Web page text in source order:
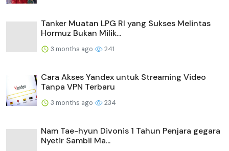
Tanker Muatan LPG RI yang Sukses Melintas
Hormuz Bukan Milik...
3 months ago 241
Cara Akses Yandex untuk Streaming Video
Tanpa VPN Terbaru
3 months ago 234
Nam Tae-hyun Divonis 1 Tahun Penjara gegara
Nyetir Sambil Ma...